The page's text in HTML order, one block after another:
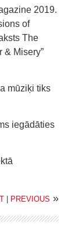
2019.
of
The
& Misery”
mūziķi tiks
iegādāties
PREVIOUS »